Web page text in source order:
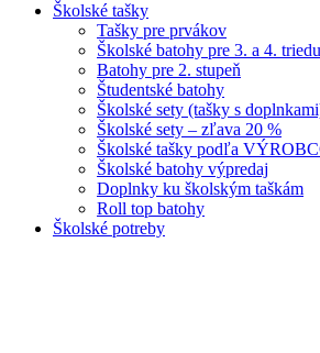
Školské tašky
Tašky pre prvákov
Školské batohy pre 3. a 4. triedu
Batohy pre 2. stupeň
Študentské batohy
Školské sety (tašky s
Školské sety – zľava 20 %
Školské tašky podľa
Školské batohy výpredaj
Doplnky ku školským taškám
Roll top batohy
Školské potreby